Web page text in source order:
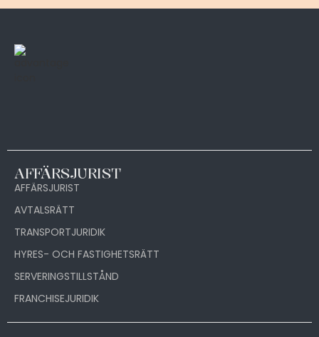
AFFÄRSJURIST
AFFÄRSJURIST
AVTALSRÄTT
TRANSPORTJURIDIK
HYRES- OCH FASTIGHETSRÄTT
SERVERINGSTILLSTÅND
FRANCHISEJURIDIK